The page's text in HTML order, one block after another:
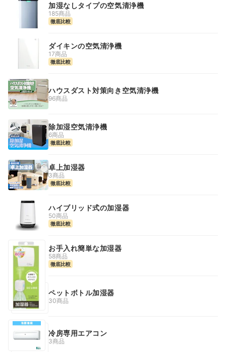
加湿なしタイプの空気清浄機
185商品
徹底比較
ダイキンの空気清浄機
17商品
徹底比較
ハウスダスト対策向き空気清浄機
96商品
除加湿空気清浄機
6商品
徹底比較
卓上加湿器
3商品
徹底比較
ハイブリッド式の加湿器
50商品
徹底比較
お手入れ簡単な加湿器
58商品
徹底比較
ペットボトル加湿器
30商品
冷房専用エアコン
3商品